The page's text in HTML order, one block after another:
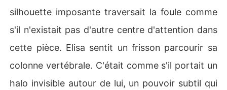
silhouette imposante traversait la foule comme
s'il n'existait pas d'autre centre d'attention dans
cette pièce. Elisa sentit un frisson parcourir sa
colonne vertébrale. C'était comme s'il portait un
halo invisible autour de lui, un pouvoir subtil qui